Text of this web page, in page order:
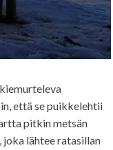
että se puikkelehtii
pitkin metsän
joka lähtee ratasillan